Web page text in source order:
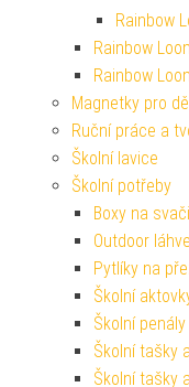
Rainbow
Rainbow
Rainbow
Magnetky pro
Ruční práce a
Školní lavice
Školní potřeby
Boxy na
Outdoor
Pytlíky na
Školní
Školní penály
Školní tašky
Školní tašky